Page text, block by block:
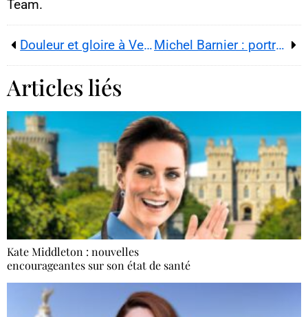
Team.
Douleur et gloire à Venise pour Nicole Kidman Michel Barnier : portrait de l’homme de pouvoir au cœur d’une famille soudée
Articles liés
Kate Middleton : nouvelles
encourageantes sur son état de santé